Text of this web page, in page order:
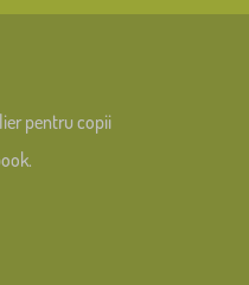
pentru copii